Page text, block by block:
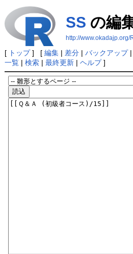
SS の編
http://www.okadajp.org/
[ トップ] [ 編集| 差分| バックアップ|
一覧| 検索| 最終更新| ヘルプ]